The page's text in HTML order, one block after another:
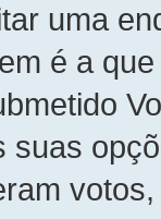
uma
é a
suas